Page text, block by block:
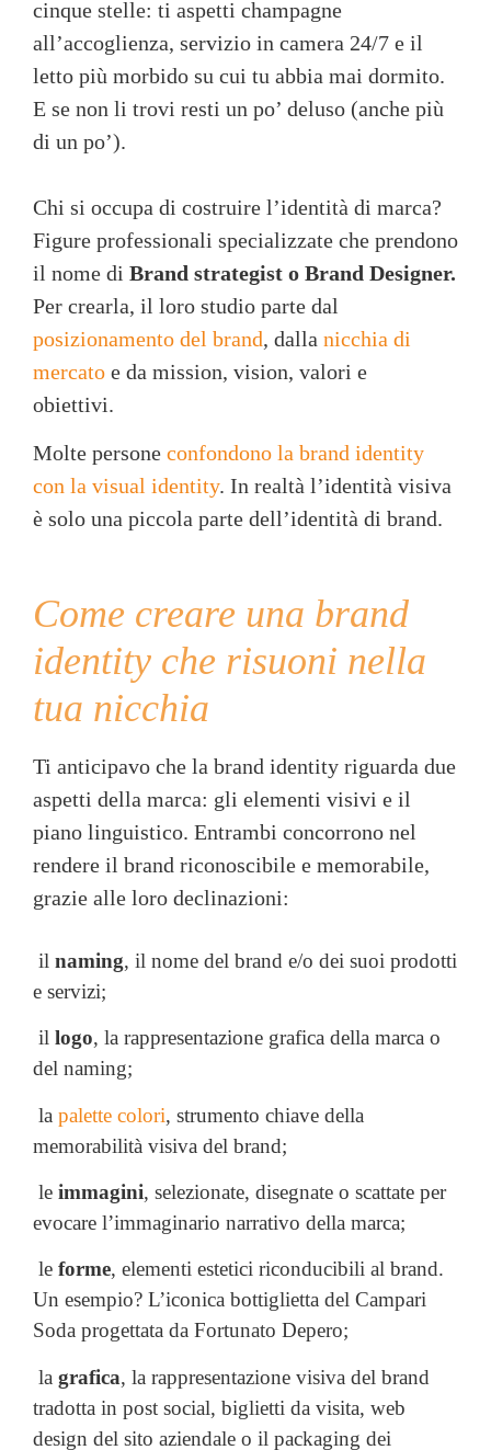
cinque stelle: ti aspetti champagne
all’accoglienza, servizio in camera 24/7 e il
letto più morbido su cui tu abbia mai dormito.
E se non li trovi resti un po’ deluso (anche più
di un po’).
Chi si occupa di costruire l’identità di marca?
Figure professionali specializzate che prendono
il nome di Brand strategist o Brand Designer.
Per crearla, il loro studio parte dal
posizionamento del brand, dalla nicchia di
mercato e da mission, vision, valori e
obiettivi.
Molte persone confondono la brand identity
con la visual identity. In realtà l’identità visiva
è solo una piccola parte dell’identità di brand.
Come creare una brand
identity che risuoni nella
tua nicchia
Ti anticipavo che la brand identity riguarda due
aspetti della marca: gli elementi visivi e il
piano linguistico. Entrambi concorrono nel
rendere il brand riconoscibile e memorabile,
grazie alle loro declinazioni:
il naming, il nome del brand e/o dei suoi prodotti
e servizi;
il logo, la rappresentazione grafica della marca o
del naming;
la palette colori, strumento chiave della
memorabilità visiva del brand;
le immagini, selezionate, disegnate o scattate per
evocare l’immaginario narrativo della marca;
le forme, elementi estetici riconducibili al brand.
Un esempio? L’iconica bottiglietta del Campari
Soda progettata da Fortunato Depero;
la grafica, la rappresentazione visiva del brand
tradotta in post social, biglietti da visita, web
design del sito aziendale o il packaging dei